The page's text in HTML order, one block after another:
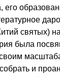
святых)
была
и